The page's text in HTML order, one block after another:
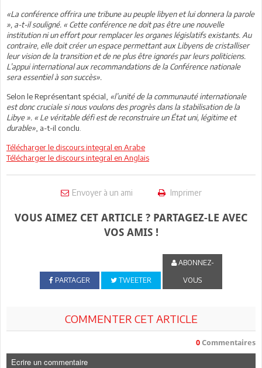
«La conférence offrira une tribune au peuple libyen et lui donnera la parole
», a-t-il souligné. « Cette conférence ne doit pas être une nouvelle
institution ni un effort pour remplacer les organes législatifs existants. Au
contraire, elle doit créer un espace permettant aux Libyens de cristalliser
leur vision de la transition et de ne plus être ignorés par leurs politiciens.
L’appui international aux recommandations de la Conférence nationale
sera essentiel à son succès».
Selon le Représentant spécial, «l’unité de la communauté internationale
est donc cruciale si nous voulons des progrès dans la stabilisation de la
Libye ». « Le véritable défi est de reconstruire un État uni, légitime et
durable» , a-t-il conclu.
Télécharger le discours integral en Arabe
Télécharger le discours integral en Anglais
Envoyer à un ami Imprimer
VOUS AIMEZ CET ARTICLE ? PARTAGEZ-LE AVEC
VOS AMIS !
PARTAGER TWEETER
ABONNEZ-
VOUS
COMMENTER CET ARTICLE
0 Commentaires
Ecrire un commentaire